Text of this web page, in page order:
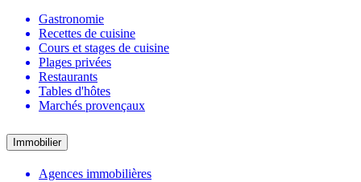
Gastronomie
Recettes de cuisine
Cours et stages de cuisine
Plages privées
Restaurants
Tables d'hôtes
Marchés provençaux
Immobilier
Agences immobilières